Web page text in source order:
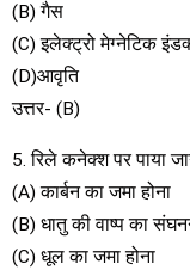
(B) गैस
(C) इलेक्ट्रो मेग्नेटिक
(D)आवृति
उत्तर- (B)
5. रिले कनेक्श पर पाया
(A) कार्बन का जमा होना
(B) धातु की वाष्प का
(C) धूल का जमा होना